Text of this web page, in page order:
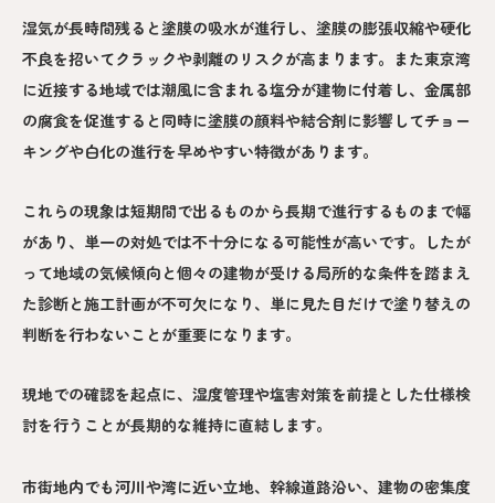
湿気が長時間残ると塗膜の吸水が進行し、塗膜の膨張収縮や硬化
不良を招いてクラックや剥離のリスクが高まります。また東京湾
に近接する地域では潮風に含まれる塩分が建物に付着し、金属部
の腐食を促進すると同時に塗膜の顔料や結合剤に影響してチョー
キングや白化の進行を早めやすい特徴があります。
これらの現象は短期間で出るものから長期で進行するものまで幅
があり、単一の対処では不十分になる可能性が高いです。したが
って地域の気候傾向と個々の建物が受ける局所的な条件を踏まえ
た診断と施工計画が不可欠になり、単に見た目だけで塗り替えの
判断を行わないことが重要になります。
現地での確認を起点に、湿度管理や塩害対策を前提とした仕様検
討を行うことが長期的な維持に直結します。
市街地内でも河川や湾に近い立地、幹線道路沿い、建物の密集度